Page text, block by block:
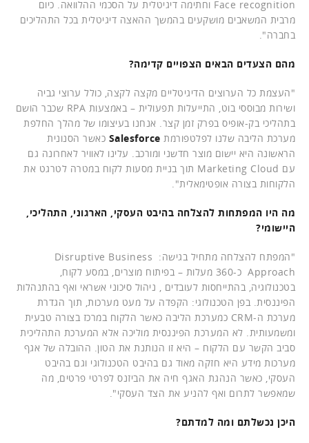
Face recognition וחתימה דיגיטלית על הסכמי ההלוואה. כיום
מרבית המשאבים מושקעים בהמשך ההאצה דיגיטלית בכל התהליכים
בחברה".
מהם הצעדים הבאים הצפויים קדימה?
"העצמת כל הערוצים הדיגיטליים מקצה לקצה, כולל ערוצי גביה
ושירות מבוססי בוט, התייעלות תפעולית – באמצעות RPA שכבר הושם
בתהליכי בק-אופיס בפרק זמן קצר. אנחנו בעיצומו של מהלך החלפת
מערכת הליבה שלנו לפלטפורמת Salesforce כאשר הסנונית
הראשונה היא יישום מוצר חדשני ומורכב. עלינו לאוויר לאחרונה גם
עם Marketing Cloud תוך בניית מסעות לקוח במטרה לטרגט את
הלקוחות בצורה אופטימאלית".
מה היו המפתחות להצלחה בהיבט העסקי, הארגוני, התהליכי,
היישומי?
"המפתח להצלחה מתחיל בגישה: Disruptive Business
Approach כ-360 מעלות – בפיתוח מוצרים, במסע לקוח,
בטכנולוגיה, בהתייחסות לעובדים , ניהול סיכוני אשראי ואף בהתנהלות
הפיננסית. בפן הטכנולוגי: הקפדה על מעט מערכות, תוך הגדרת
מערכת ה-CRM כמערכת הליבה כאשר הלקוח במרכז בצורה טבעית
ומשמעותית. לא המערכת הפיננסית מוליכה אלא המערכת התהליכית
סביב הקשר עם הלקוח – היא זו הנותנת את הטון. ההובלה של אגף
מערכות מידע היא חזקה מאוד גם בהיבט הטכנולוגי וגם בהיבט
העסקי, כאשר הנהגת האגף חיה את הביזנס לפרטי פרטים, מה
שמאפשר לתרום ואף להניע את הצד העסקי".
היכן נכשלתם ומה למדתם?